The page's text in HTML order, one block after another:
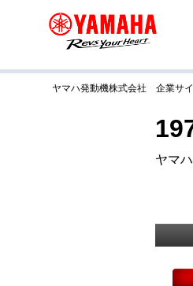
ヤマハ発動機株式会社 企業サイ
ヤマ